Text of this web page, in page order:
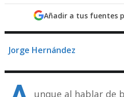
Añadir a tus fuentes
Jorge Hernández
unque al hablar de